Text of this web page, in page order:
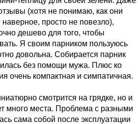
(хотя не понимаю, как они
просто не повезло),
дешево для того, чтобы
Я своим парником пользуюсь
довольна. Собирается парник
без помощи мужа. Плюс ко
очень компактная и симпатичная.
смотрится на грядке, но и
много места. Проблема с разными
сама собой после эксплуатации